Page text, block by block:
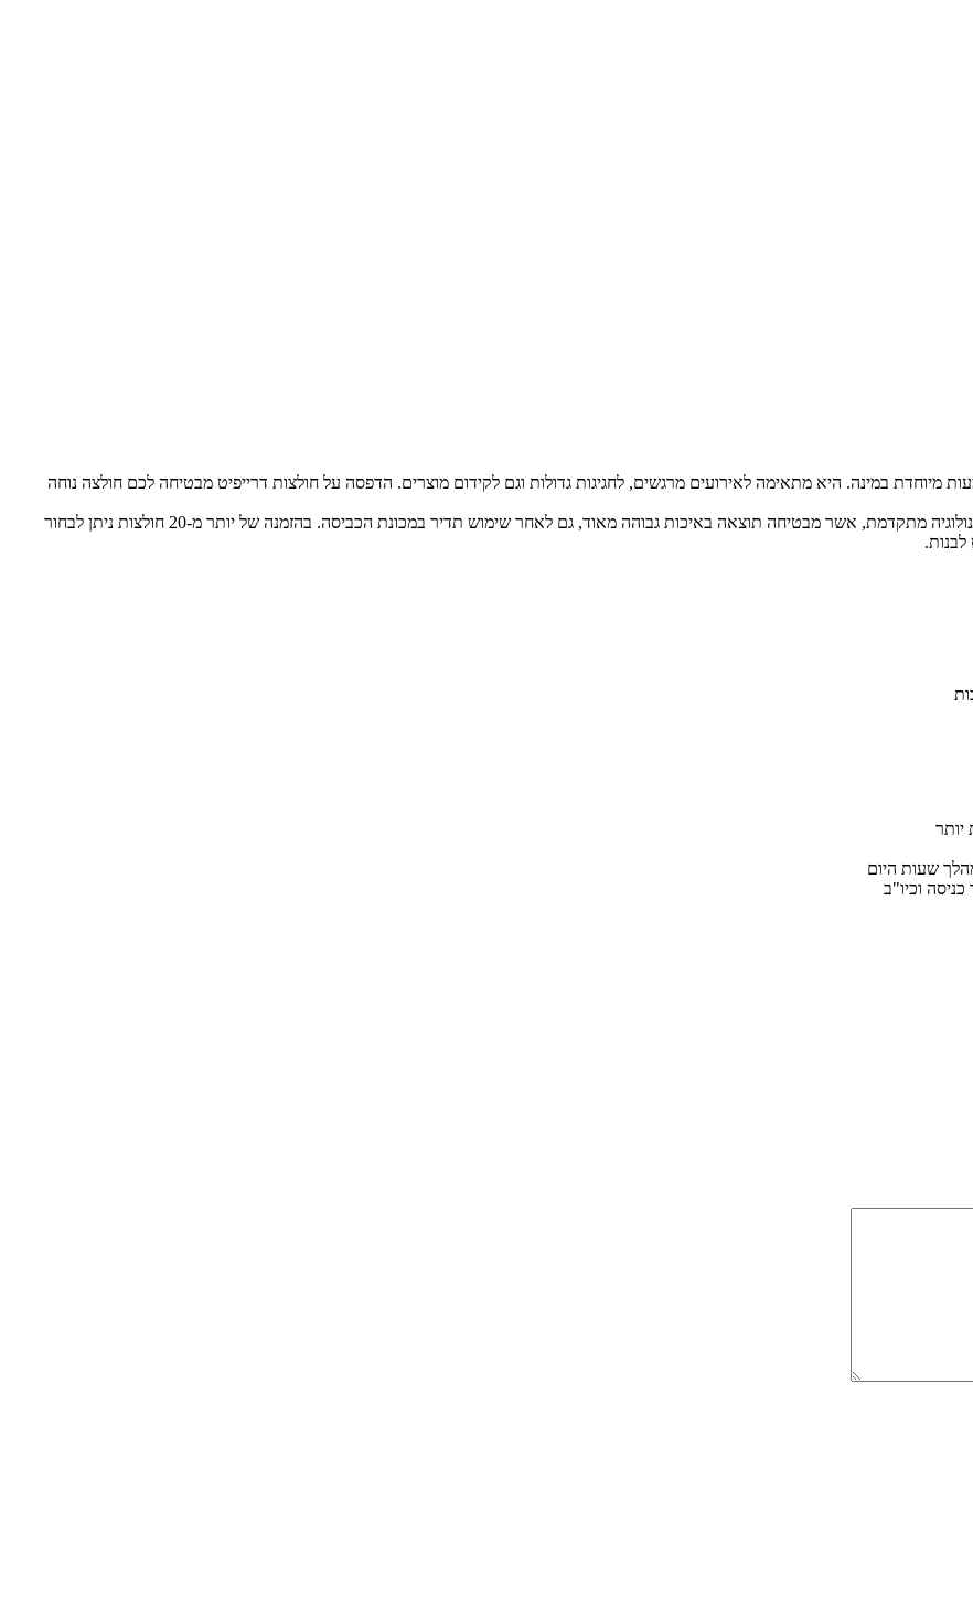
במינה. היא מתאימה לאירועים מרגשים, לחגיגות גדולות וגם לקידום מוצרים. הדפסה על חולצות דרייפיט מבטיחה לכם חולצה נוחה
לאחר בחירת המידה הנכונה והעיצוב המדויק, ההדפסה תתבצע באמצעות טכנולוגיה מתקדמת, אשר מבטיחה תוצאה באיכות גבוהה מאוד, גם לאחר שימוש תדיר במכונת הכביסה. בהזמנה של יותר מ-20 חולצות ניתן לבחור
שעות היום
וכיו"ב